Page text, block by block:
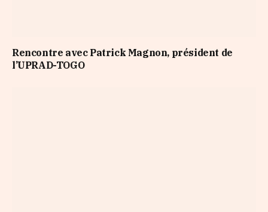
Rencontre avec Patrick Magnon, président de
l’UPRAD-TOGO